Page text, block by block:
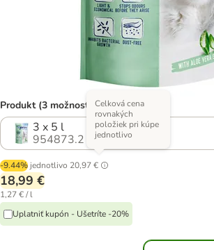
Produkt (3 možností)
3 x 5 l
954873.2
-9.44% jednotlivo 20,97 €
Celková cena
rovnakých
položiek pri kúpe
jednotlivo
18,99 €
1,27 € / l
Uplatniť kupón - Ušetríte -20%